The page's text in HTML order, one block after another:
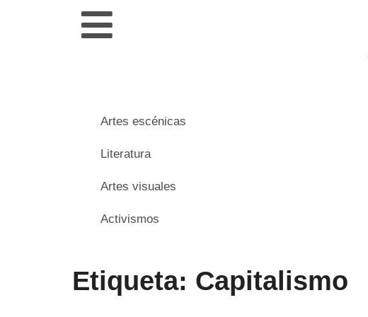
Artes escénicas
Literatura
Artes visuales
Activismos
Etiqueta: Capitalismo